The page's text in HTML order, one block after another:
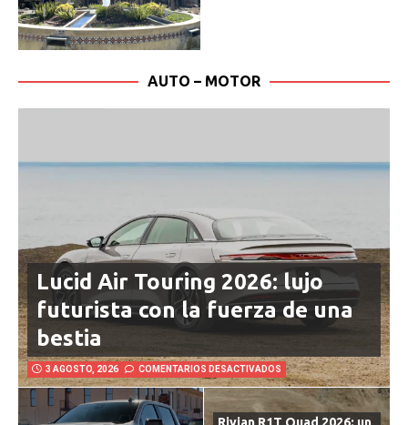
Lucid Air Touring 2026: lujo
futurista con la fuerza de una
bestia
3 AGOSTO, 2026 COMENTARIOS DESACTIVADOS